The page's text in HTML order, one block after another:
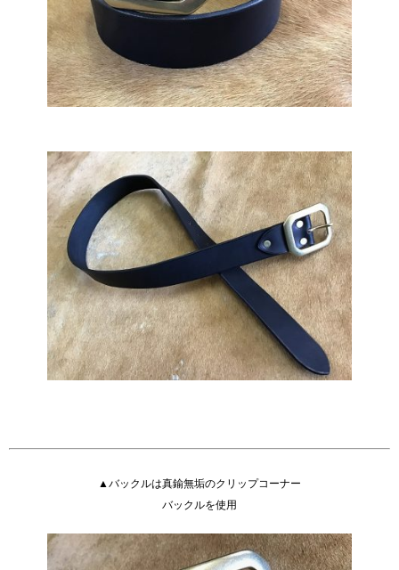
▲バックルは真鍮無垢のクリップコーナー
バックルを使用